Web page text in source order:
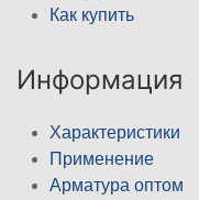
Как купить
Информация
Характеристики
Применение
Арматура оптом